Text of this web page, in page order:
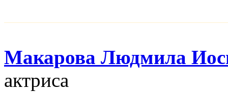
Макарова Людмила
актриса